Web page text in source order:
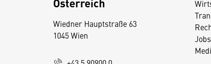
Wiedner Hauptstraße 63
1045 Wien